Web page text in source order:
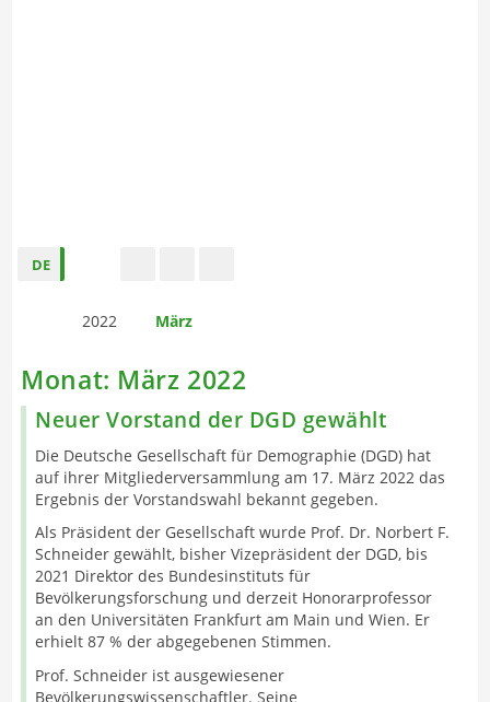
DE
2022 März
Monat: März 2022
Neuer Vorstand der DGD gewählt
Die Deutsche Gesellschaft für Demographie (DGD) hat
auf ihrer Mitgliederversammlung am 17. März 2022 das
Ergebnis der Vorstandswahl bekannt gegeben.
Als Präsident der Gesellschaft wurde Prof. Dr. Norbert F.
Schneider gewählt, bisher Vizepräsident der DGD, bis
2021 Direktor des Bundesinstituts für
Bevölkerungsforschung und derzeit Honorarprofessor
an den Universitäten Frankfurt am Main und Wien. Er
erhielt 87 % der abgegebenen Stimmen.
Prof. Schneider ist ausgewiesener
Bevölkerungswissenschaftler. Seine